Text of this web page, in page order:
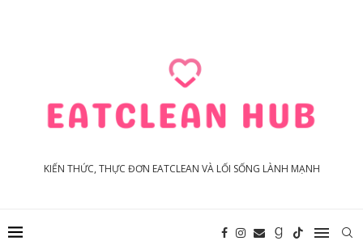
KIẾN THỨC, THỰC ĐƠN EATCLEAN VÀ LỐI SỐNG LÀNH MẠNH